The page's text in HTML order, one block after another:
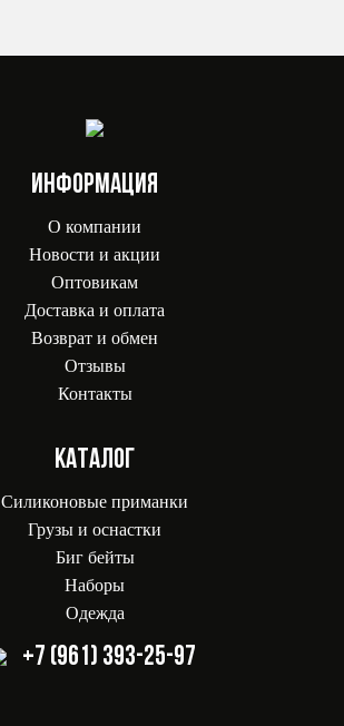
ИНФОРМАЦИЯ
О компании
Новости и акции
Оптовикам
Доставка и оплата
Возврат и обмен
Отзывы
Контакты
КАТАЛОГ
Силиконовые приманки
Грузы и оснастки
Биг бейты
Наборы
Одежда
+7 (961) 393-25-97